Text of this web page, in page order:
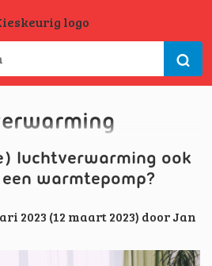
luchtverwarming ook
warmtepomp?
2023 (12 maart 2023) doorJan